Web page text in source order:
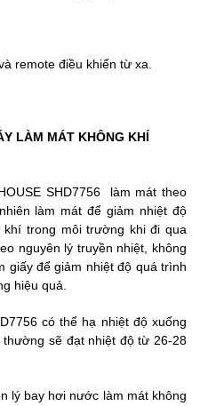
remote điều khiển từ xa.
LÀM MÁT KHÔNG KHÍ
SHD7756
làm mát theo
làm mát để giảm nhiệt độ
trong môi trường khi đi qua
nguyên lý truyền nhiệt, không
giấy để giảm nhiệt độ quá trình
hiệu quả.
có thể hạ nhiệt độ xuống
sẽ đạt nhiệt độ từ 26-28
lý bay hơi nước làm mát không